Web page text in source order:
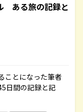
ある旅の記録と
ことになった筆者
日間の記録と記